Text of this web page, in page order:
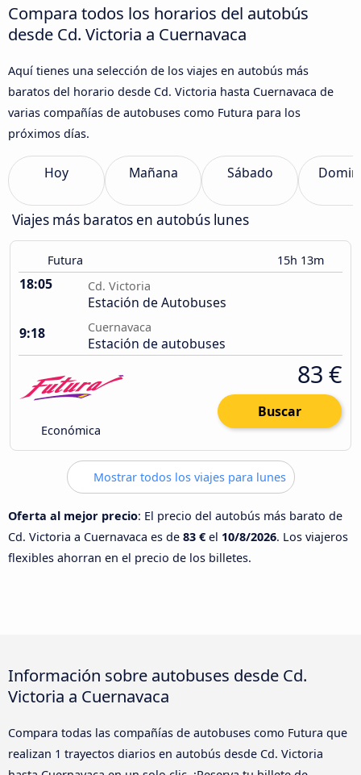
Compara todos los horarios del autobús
desde Cd. Victoria a Cuernavaca
Aquí tienes una selección de los viajes en autobús más
baratos del horario desde Cd. Victoria hasta Cuernavaca de
varias compañías de autobuses como Futura para los
próximos días.
Hoy Mañana Sábado
Viajes más baratos en autobús lunes
Futura 15h 13m
18:05 Cd. Victoria
Estación de Autobuses
9:18
Cuernavaca
Estación de autobuses
Económica
83 €
Buscar
Mostrar todos los viajes para lunes
Oferta al mejor precio: El precio del autobús más barato de
Cd. Victoria a Cuernavaca es de 83 € el 10/8/2026. Los viajeros
flexibles ahorran en el precio de los billetes.
Información sobre autobuses desde Cd.
Victoria a Cuernavaca
Compara todas las compañías de autobuses como Futura que
realizan 1 trayectos diarios en autobús desde Cd. Victoria